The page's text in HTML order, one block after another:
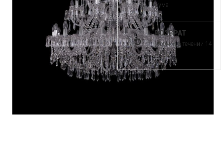
рума
ВОЗВРАТ
и обмен в течении 14
дней